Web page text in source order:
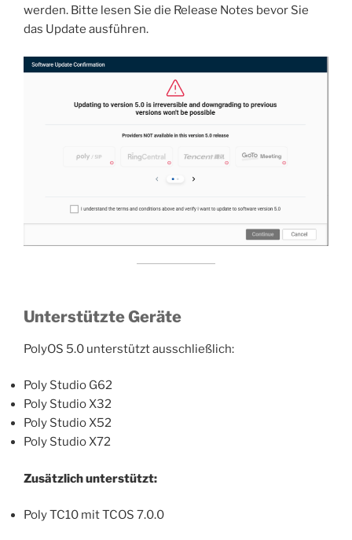
werden. Bitte lesen Sie die Release Notes bevor Sie
das Update ausführen.
Unterstützte Geräte
PolyOS 5.0 unterstützt ausschließlich:
Poly Studio G62
Poly Studio X32
Poly Studio X52
Poly Studio X72
Zusätzlich unterstützt:
Poly TC10 mit TCOS 7.0.0